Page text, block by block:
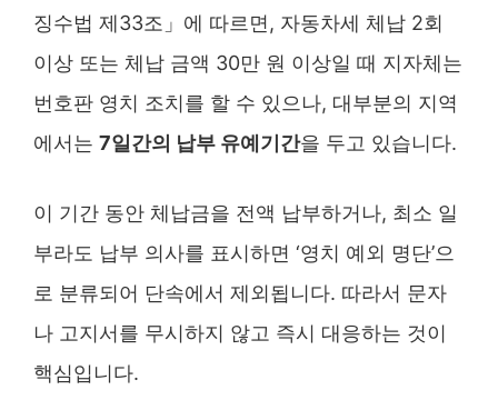
징수법 제33조」에 따르면, 자동차세 체납 2회
이상 또는 체납 금액 30만 원 이상일 때 지자체는
번호판 영치 조치를 할 수 있으나, 대부분의 지역
에서는 7일간의 납부 유예기간을 두고 있습니다.
이 기간 동안 체납금을 전액 납부하거나, 최소 일
부라도 납부 의사를 표시하면 ‘영치 예외 명단’으
로 분류되어 단속에서 제외됩니다. 따라서 문자
나 고지서를 무시하지 않고 즉시 대응하는 것이
핵심입니다.